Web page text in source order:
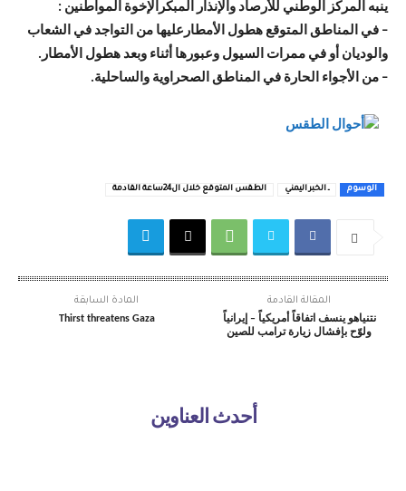
ينبه المركز الوطني للأرصاد والإنذار المبكرالإخوة المواطنين :
– في المناطق المتوقع هطول الأمطارعليها من التواجد في الشعاب
والوديان أو في ممرات السيول وعبورها أثناء وبعد هطول الأمطار.
– من الأجواء الحارة في المناطق الصحراوية والساحلية.
الوسوم ـ الخبر اليمني الطقس المتوقع خلال ال24ساعة القادمة
المادة السابقة
Thirst threatens Gaza
المقالة القادمة
نتنياهو ينسف اتفاقاً أمريكياً – إيرانياً
ولوّح بإفشال زيارة ترامب للصين
أحدث العناوين